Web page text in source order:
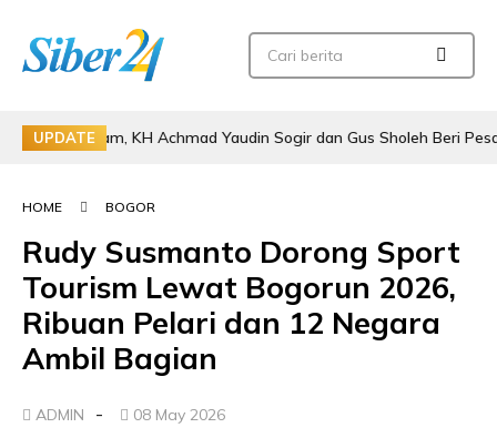
UPDATE
KH Achmad Yaudin Sogir dan Gus Sholeh Beri Pesan Spiritual
HOME BOGOR
Rudy Susmanto Dorong Sport
Tourism Lewat Bogorun 2026,
Ribuan Pelari dan 12 Negara
Ambil Bagian
ADMIN - 08 May 2026